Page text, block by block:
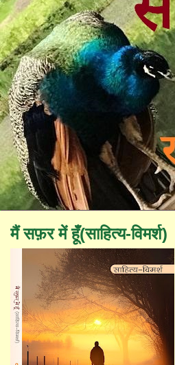
मैं सफ़र में हूँ(साहित्य-विमर्श)